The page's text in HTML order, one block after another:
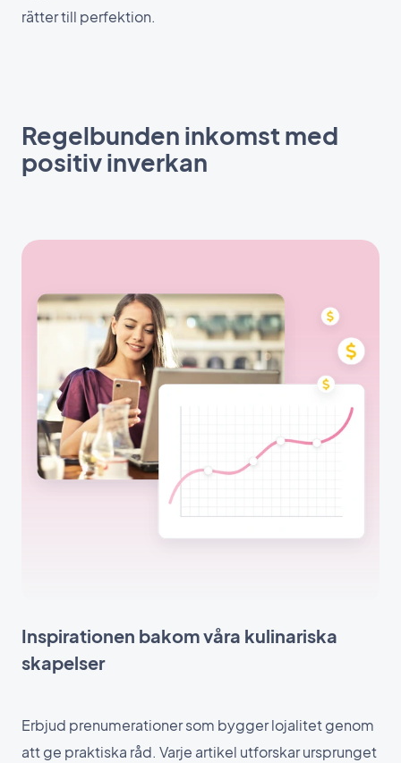
rätter till perfektion.
Regelbunden inkomst med
positiv inverkan
Inspirationen bakom våra kulinariska
skapelser
Erbjud prenumerationer som bygger lojalitet genom
att ge praktiska råd. Varje artikel utforskar ursprunget